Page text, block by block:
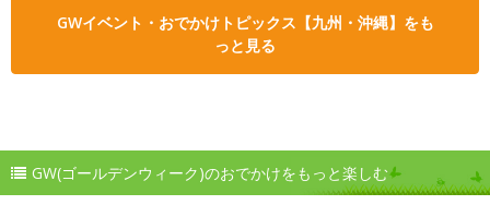
GWイベント・おでかけトピックス【九州・沖縄】をも
っと見る
GW(ゴールデンウィーク)のおでかけをもっと楽しむ